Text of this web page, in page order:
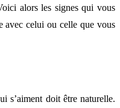
alors les signes qui vous
avec celui ou celle que vous
s’aiment doit être naturelle.